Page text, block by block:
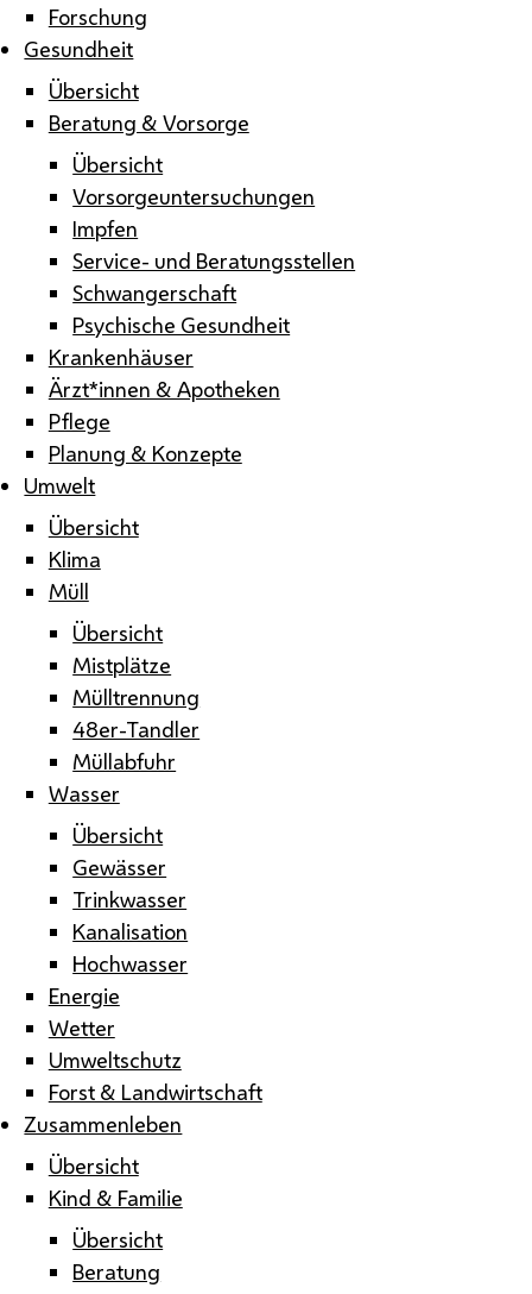
Forschung
Gesundheit
Übersicht
Beratung & Vorsorge
Übersicht
Vorsorgeuntersuchungen
Impfen
Service- und Beratungsstellen
Schwangerschaft
Psychische Gesundheit
Krankenhäuser
Ärzt*innen & Apotheken
Pflege
Planung & Konzepte
Umwelt
Übersicht
Klima
Müll
Übersicht
Mistplätze
Mülltrennung
48er-Tandler
Müllabfuhr
Wasser
Übersicht
Gewässer
Trinkwasser
Kanalisation
Hochwasser
Energie
Wetter
Umweltschutz
Forst & Landwirtschaft
Zusammenleben
Übersicht
Kind & Familie
Übersicht
Beratung